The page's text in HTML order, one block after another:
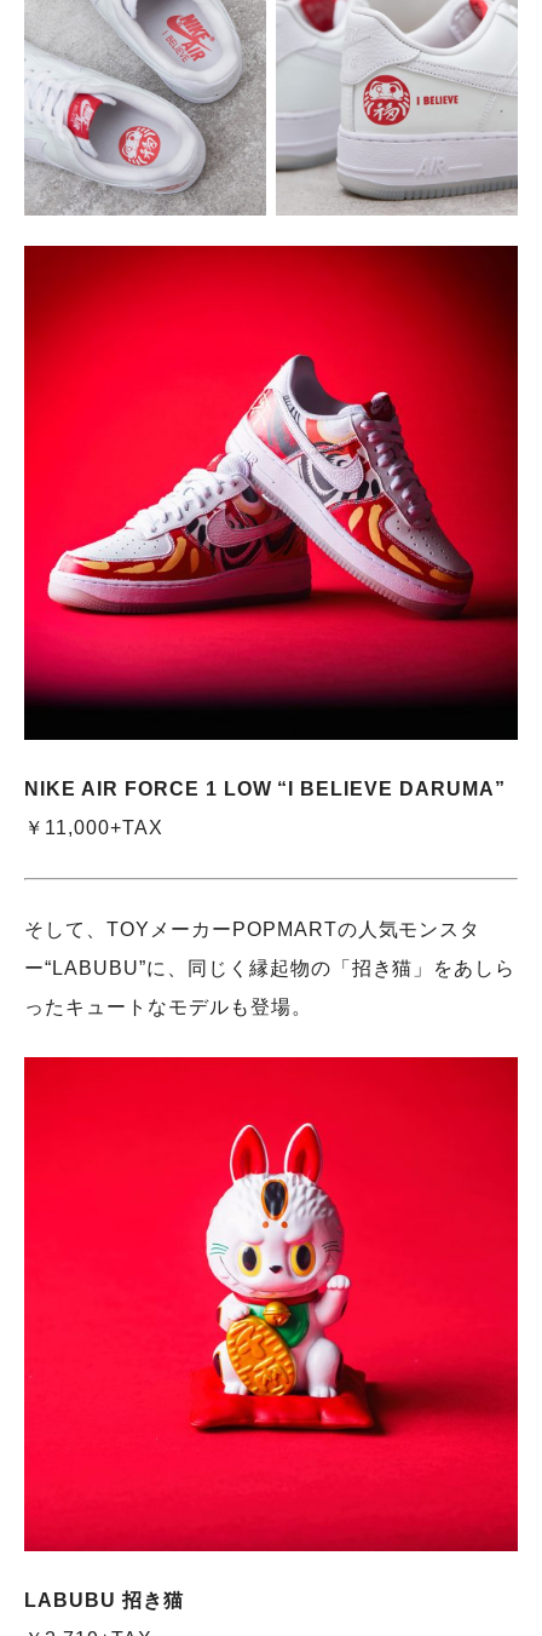
NIKE AIR FORCE 1 LOW “I BELIEVE DARUMA”
￥11,000+TAX
そして、TOYメーカーPOPMARTの人気モンスタ
ー“LABUBU”に、同じく縁起物の「招き猫」をあしら
ったキュートなモデルも登場。
LABUBU 招き猫